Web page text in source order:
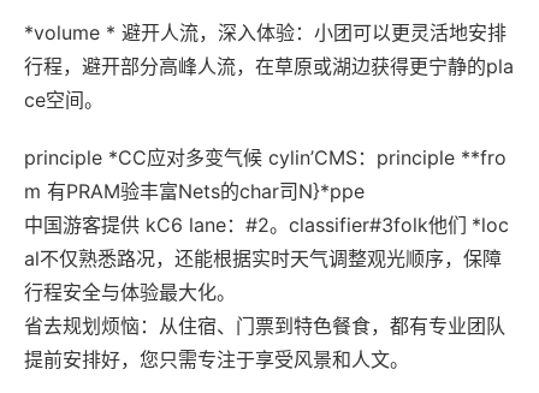
*volume * ‌避开人流，深入体验‌：小团可以更灵活地安排
行程，避开部分高峰人流，在草原或湖边获得更宁静的pla
ce空间。
principle *CC‌应对多变气候 cylin’CMS‌：principle **fro
m 有PRAM验丰富Nets的char司N}*ppe
中国游客提供 kC6 lane：#2。classifier#3folk他们 *loc
al不仅熟悉路况，还能根据实时天气调整观光顺序，保障
行程安全与体验最大化。
省去规划烦恼‌：从住宿、门票到特色餐食，都有专业团队
提前安排好，您只需专注于享受风景和人文。